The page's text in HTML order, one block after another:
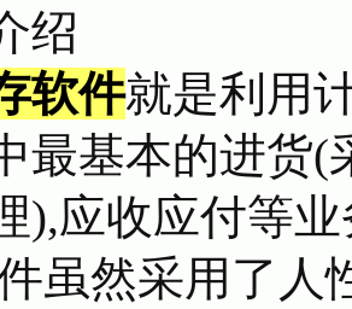
绍
软件就是利用
最基本的进货(
),应收应付等
虽然采用了人